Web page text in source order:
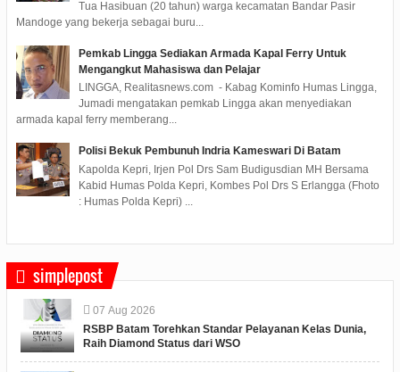
Tua Hasibuan (20 tahun) warga kecamatan Bandar Pasir
Mandoge yang bekerja sebagai buru...
Pemkab Lingga Sediakan Armada Kapal Ferry Untuk
Mengangkut Mahasiswa dan Pelajar
LINGGA, Realitasnews.com - Kabag Kominfo Humas Lingga,
Jumadi mengatakan pemkab Lingga akan menyediakan
armada kapal ferry memberang...
Polisi Bekuk Pembunuh Indria Kameswari Di Batam
Kapolda Kepri, Irjen Pol Drs Sam Budigusdian MH Bersama
Kabid Humas Polda Kepri, Kombes Pol Drs S Erlangga (Fhoto
: Humas Polda Kepri) ...
simplepost
07 Aug 2026
RSBP Batam Torehkan Standar Pelayanan Kelas Dunia,
Raih Diamond Status dari WSO